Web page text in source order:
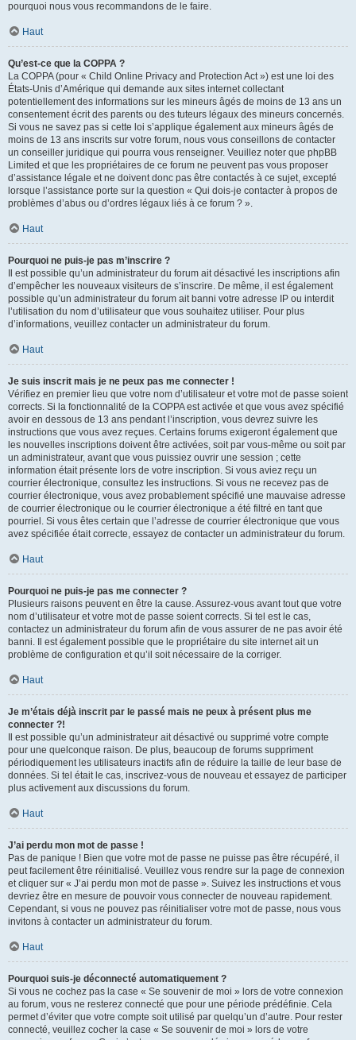
pourquoi nous vous recommandons de le faire.
Haut
Qu’est-ce que la COPPA ?
La COPPA (pour « Child Online Privacy and Protection Act ») est une loi des
États-Unis d’Amérique qui demande aux sites internet collectant
potentiellement des informations sur les mineurs âgés de moins de 13 ans un
consentement écrit des parents ou des tuteurs légaux des mineurs concernés.
Si vous ne savez pas si cette loi s’applique également aux mineurs âgés de
moins de 13 ans inscrits sur votre forum, nous vous conseillons de contacter
un conseiller juridique qui pourra vous renseigner. Veuillez noter que phpBB
Limited et que les propriétaires de ce forum ne peuvent pas vous proposer
d’assistance légale et ne doivent donc pas être contactés à ce sujet, excepté
lorsque l’assistance porte sur la question « Qui dois-je contacter à propos de
problèmes d’abus ou d’ordres légaux liés à ce forum ? ».
Haut
Pourquoi ne puis-je pas m’inscrire ?
Il est possible qu’un administrateur du forum ait désactivé les inscriptions afin
d’empêcher les nouveaux visiteurs de s’inscrire. De même, il est également
possible qu’un administrateur du forum ait banni votre adresse IP ou interdit
l’utilisation du nom d’utilisateur que vous souhaitez utiliser. Pour plus
d’informations, veuillez contacter un administrateur du forum.
Haut
Je suis inscrit mais je ne peux pas me connecter !
Vérifiez en premier lieu que votre nom d’utilisateur et votre mot de passe soient
corrects. Si la fonctionnalité de la COPPA est activée et que vous avez spécifié
avoir en dessous de 13 ans pendant l’inscription, vous devrez suivre les
instructions que vous avez reçues. Certains forums exigeront également que
les nouvelles inscriptions doivent être activées, soit par vous-même ou soit par
un administrateur, avant que vous puissiez ouvrir une session ; cette
information était présente lors de votre inscription. Si vous aviez reçu un
courrier électronique, consultez les instructions. Si vous ne recevez pas de
courrier électronique, vous avez probablement spécifié une mauvaise adresse
de courrier électronique ou le courrier électronique a été filtré en tant que
pourriel. Si vous êtes certain que l’adresse de courrier électronique que vous
avez spécifiée était correcte, essayez de contacter un administrateur du forum.
Haut
Pourquoi ne puis-je pas me connecter ?
Plusieurs raisons peuvent en être la cause. Assurez-vous avant tout que votre
nom d’utilisateur et votre mot de passe soient corrects. Si tel est le cas,
contactez un administrateur du forum afin de vous assurer de ne pas avoir été
banni. Il est également possible que le propriétaire du site internet ait un
problème de configuration et qu’il soit nécessaire de la corriger.
Haut
Je m’étais déjà inscrit par le passé mais ne peux à présent plus me
connecter ?!
Il est possible qu’un administrateur ait désactivé ou supprimé votre compte
pour une quelconque raison. De plus, beaucoup de forums suppriment
périodiquement les utilisateurs inactifs afin de réduire la taille de leur base de
données. Si tel était le cas, inscrivez-vous de nouveau et essayez de participer
plus activement aux discussions du forum.
Haut
J’ai perdu mon mot de passe !
Pas de panique ! Bien que votre mot de passe ne puisse pas être récupéré, il
peut facilement être réinitialisé. Veuillez vous rendre sur la page de connexion
et cliquer sur « J’ai perdu mon mot de passe ». Suivez les instructions et vous
devriez être en mesure de pouvoir vous connecter de nouveau rapidement.
Cependant, si vous ne pouvez pas réinitialiser votre mot de passe, nous vous
invitons à contacter un administrateur du forum.
Haut
Pourquoi suis-je déconnecté automatiquement ?
Si vous ne cochez pas la case « Se souvenir de moi » lors de votre connexion
au forum, vous ne resterez connecté que pour une période prédéfinie. Cela
permet d’éviter que votre compte soit utilisé par quelqu’un d’autre. Pour rester
connecté, veuillez cocher la case « Se souvenir de moi » lors de votre